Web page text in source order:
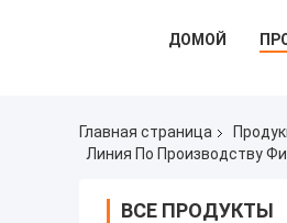
ДОМОЙ
Главная страница
ВСЕ ПРОДУКТЫ